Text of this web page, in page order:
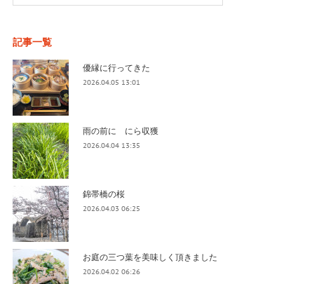
記事一覧
優縁に行ってきた
2026.04.05 13:01
雨の前に にら収獲
2026.04.04 13:35
錦帯橋の桜
2026.04.03 06:25
お庭の三つ葉を美味しく頂きました
2026.04.02 06:26